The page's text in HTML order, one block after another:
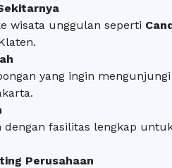
wisata unggulan seperti
yang ingin
dengan fasilitas lengkap
Perusahaan